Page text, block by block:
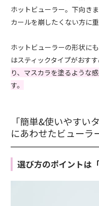
ホットビューラー。下向き
カールを崩したくない方に
ホットビューラーの形状に
はスティックタイプがおす
り、マスカラを塗るような
す。
「簡単&使いやすい
にあわせたビューラ
選び方のポイントは